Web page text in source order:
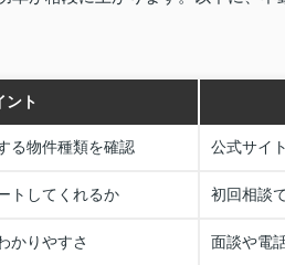
ント
る物件種類を確認 公式サイ
トしてくれるか 初回相談
かりやすさ 面談や電